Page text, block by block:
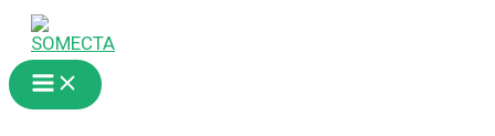
contenido
Main
Menu